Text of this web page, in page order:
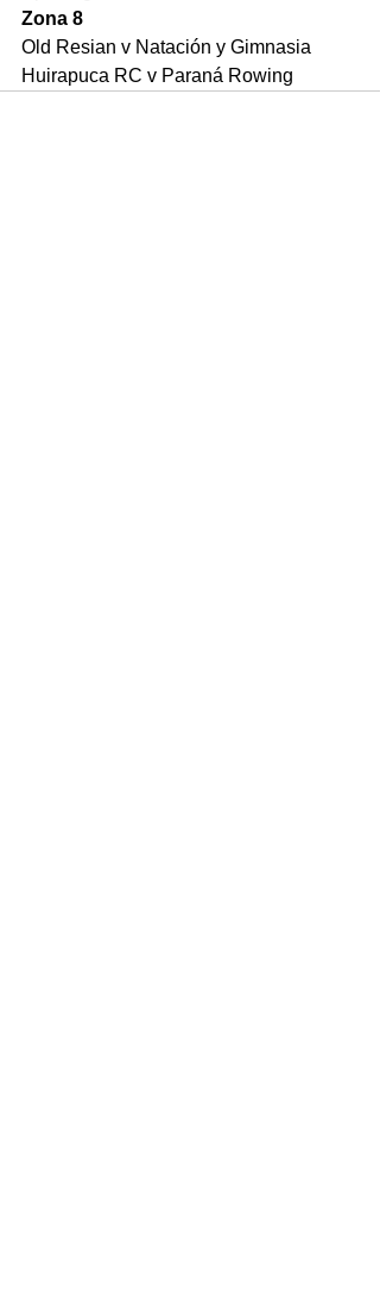
Zona 8
Old Resian v Natación y Gimnasia
Huirapuca RC v Paraná Rowing